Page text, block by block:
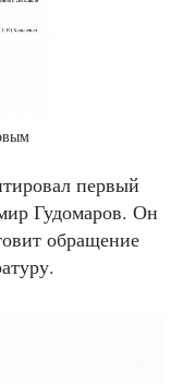
первый
Гудомаров. Он
обращение